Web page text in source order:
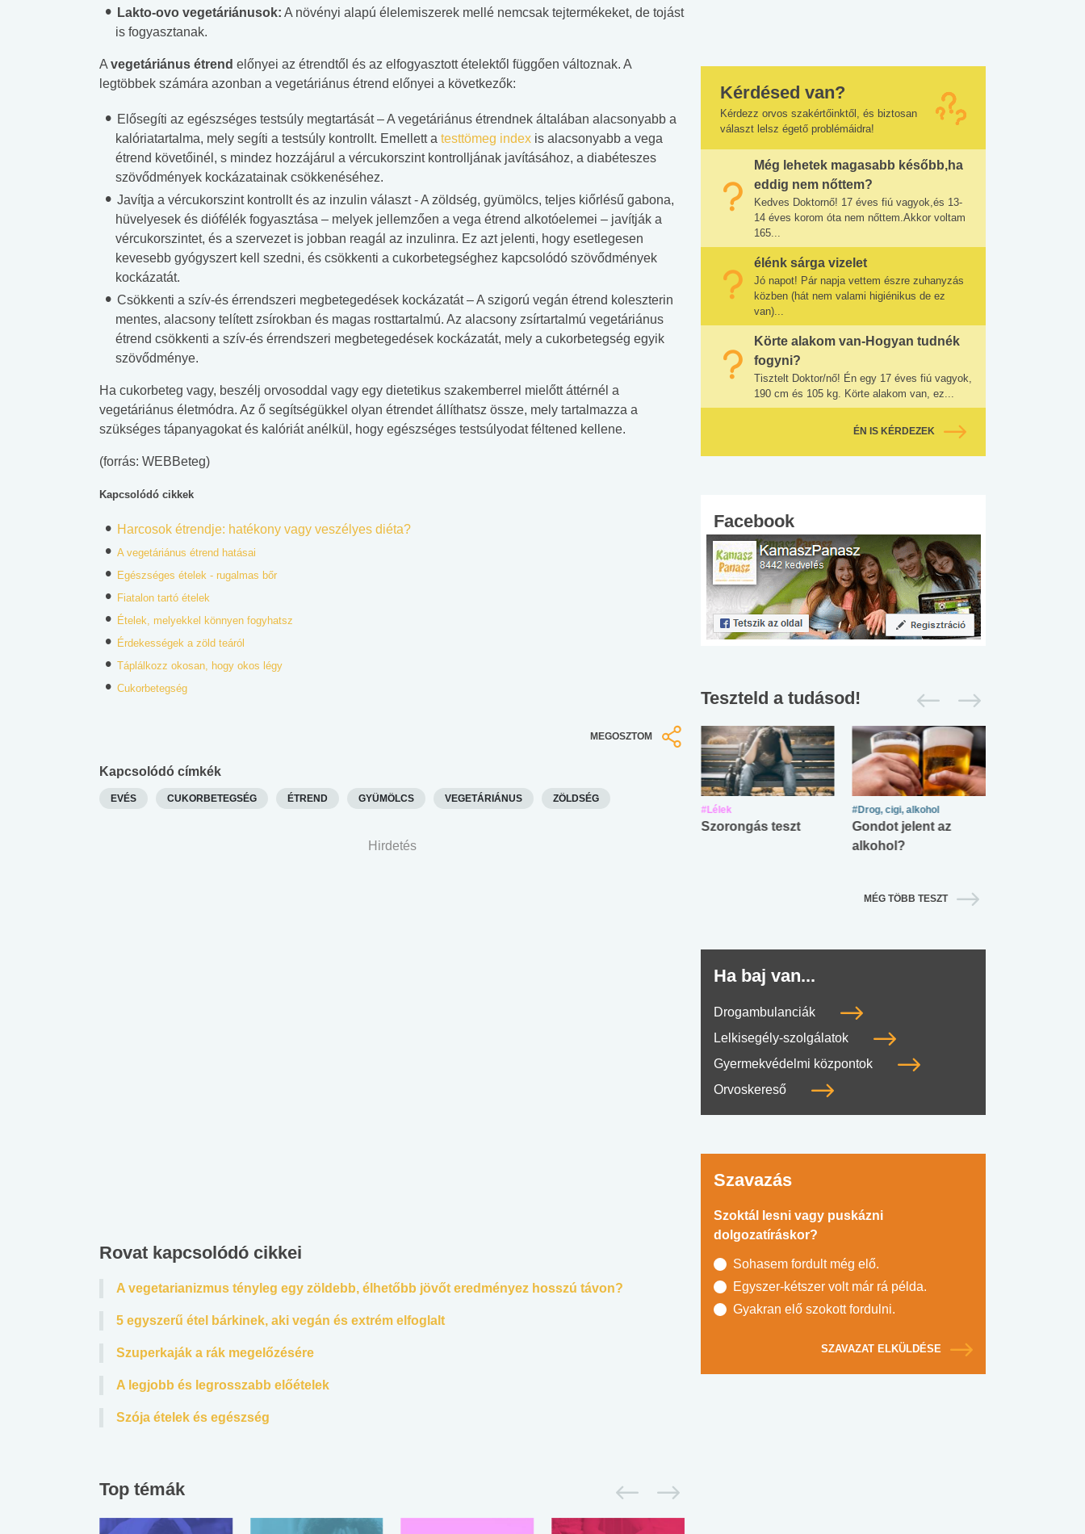
Lakto-ovo vegetáriánusok: A növényi alapú élelemiszerek mellé nemcsak tejtermékeket, de tojást
is fogyasztanak.
A vegetáriánus étrend előnyei az étrendtől és az elfogyasztott ételektől függően változnak. A
legtöbbek számára azonban a vegetáriánus étrend előnyei a következők:
Elősegíti az egészséges testsúly megtartását – A vegetáriánus étrendnek általában alacsonyabb a
kalóriatartalma, mely segíti a testsúly kontrollt. Emellett a testtömeg index is alacsonyabb a vega
étrend követőinél, s mindez hozzájárul a vércukorszint kontrolljának javításához, a diabéteszes
szövődmények kockázatainak csökkenéséhez.
Javítja a vércukorszint kontrollt és az inzulin választ - A zöldség, gyümölcs, teljes kiőrlésű gabona,
hüvelyesek és diófélék fogyasztása – melyek jellemzően a vega étrend alkotóelemei – javítják a
vércukorszintet, és a szervezet is jobban reagál az inzulinra. Ez azt jelenti, hogy esetlegesen
kevesebb gyógyszert kell szedni, és csökkenti a cukorbetegséghez kapcsolódó szövődmények
kockázatát.
Csökkenti a szív-és érrendszeri megbetegedések kockázatát – A szigorú vegán étrend koleszterin
mentes, alacsony telített zsírokban és magas rosttartalmú. Az alacsony zsírtartalmú vegetáriánus
étrend csökkenti a szív-és érrendszeri megbetegedések kockázatát, mely a cukorbetegség egyik
szövődménye.
Ha cukorbeteg vagy, beszélj orvosoddal vagy egy dietetikus szakemberrel mielőtt áttérnél a
vegetáriánus életmódra. Az ő segítségükkel olyan étrendet állíthatsz össze, mely tartalmazza a
szükséges tápanyagokat és kalóriát anélkül, hogy egészséges testsúlyodat féltened kellene.
(forrás: WEBBeteg)
Kapcsolódó cikkek
Harcosok étrendje: hatékony vagy veszélyes diéta?
A vegetáriánus étrend hatásai
Egészséges ételek - rugalmas bőr
Fiatalon tartó ételek
Ételek, melyekkel könnyen fogyhatsz
Érdekességek a zöld teáról
Táplálkozz okosan, hogy okos légy
Cukorbetegség
MEGOSZTOM
Kapcsolódó címkék
EVÉS CUKORBETEGSÉG ÉTREND GYÜMÖLCS VEGETÁRIÁNUS ZÖLDSÉG
Hirdetés
Rovat kapcsolódó cikkei
A vegetarianizmus tényleg egy zöldebb, élhetőbb jövőt eredményez hosszú távon?
5 egyszerű étel bárkinek, aki vegán és extrém elfoglalt
Szuperkaják a rák megelőzésére
A legjobb és legrosszabb előételek
Szója ételek és egészség
Top témák
Kérdésed van?
Kérdezz orvos szakértőinktől, és biztosan
választ lelsz égető problémáidra!
Még lehetek magasabb később,ha
eddig nem nőttem?
Kedves Doktornő! 17 éves fiú vagyok,és 13-
14 éves korom óta nem nőttem.Akkor voltam
165...
élénk sárga vizelet
Jó napot! Pár napja vettem észre zuhanyzás
közben (hát nem valami higiénikus de ez
van)...
Körte alakom van-Hogyan tudnék
fogyni?
Tisztelt Doktor/nő! Én egy 17 éves fiú vagyok,
190 cm és 105 kg. Körte alakom van, ez...
ÉN IS KÉRDEZEK
Facebook
Teszteld a tudásod!
nyelvvizsga teszt -
#Lélek
Szorongás teszt
#Drog, cigi, alkohol
Gondot jelent az
alkohol?
MÉG TÖBB TESZT
Ha baj van...
Drogambulanciák
Lelkisegély-szolgálatok
Gyermekvédelmi központok
Orvoskereső
Szavazás
Szoktál lesni vagy puskázni
dolgozatíráskor?
Sohasem fordult még elő.
Egyszer-kétszer volt már rá példa.
Gyakran elő szokott fordulni.
SZAVAZAT ELKÜLDÉSE